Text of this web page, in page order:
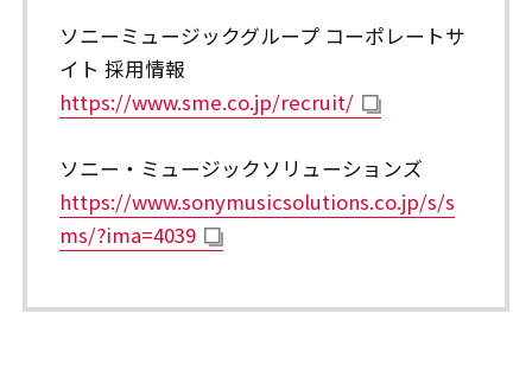
ソニーミュージックグループ コーポレートサ
イト 採用情報
https://www.sme.co.jp/recruit/
ソニー・ミュージックソリューションズ
https://www.sonymusicsolutions.co.jp/s/s
ms/?ima=4039